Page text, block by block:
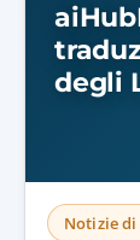
degli
Notizie